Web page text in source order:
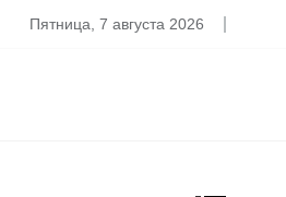
коронавируса «Омикрон»
Пятница, 7 августа 2026